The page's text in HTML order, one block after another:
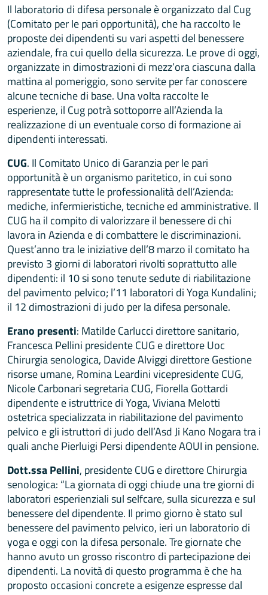
Il laboratorio di difesa personale è organizzato dal Cug
(Comitato per le pari opportunità), che ha raccolto le
proposte dei dipendenti su vari aspetti del benessere
aziendale, fra cui quello della sicurezza. Le prove di oggi,
organizzate in dimostrazioni di mezz’ora ciascuna dalla
mattina al pomeriggio, sono servite per far conoscere
alcune tecniche di base. Una volta raccolte le
esperienze, il Cug potrà sottoporre all’Azienda la
realizzazione di un eventuale corso di formazione ai
dipendenti interessati.
CUG. Il Comitato Unico di Garanzia per le pari
opportunità è un organismo paritetico, in cui sono
rappresentate tutte le professionalità dell’Azienda:
mediche, infermieristiche, tecniche ed amministrative. Il
CUG ha il compito di valorizzare il benessere di chi
lavora in Azienda e di combattere le discriminazioni.
Quest’anno tra le iniziative dell’8 marzo il comitato ha
previsto 3 giorni di laboratori rivolti soprattutto alle
dipendenti: il 10 si sono tenute sedute di riabilitazione
del pavimento pelvico; l’11 laboratori di Yoga Kundalini;
il 12 dimostrazioni di judo per la difesa personale.
Erano presenti: Matilde Carlucci direttore sanitario,
Francesca Pellini presidente CUG e direttore Uoc
Chirurgia senologica, Davide Alviggi direttore Gestione
risorse umane, Romina Leardini vicepresidente CUG,
Nicole Carbonari segretaria CUG, Fiorella Gottardi
dipendente e istruttrice di Yoga, Viviana Melotti
ostetrica specializzata in riabilitazione del pavimento
pelvico e gli istruttori di judo dell’Asd Ji Kano Nogara tra i
quali anche Pierluigi Persi dipendente AOUI in pensione.
Dott.ssa Pellini, presidente CUG e direttore Chirurgia
senologica: “La giornata di oggi chiude una tre giorni di
laboratori esperienziali sul selfcare, sulla sicurezza e sul
benessere del dipendente. Il primo giorno è stato sul
benessere del pavimento pelvico, ieri un laboratorio di
yoga e oggi con la difesa personale. Tre giornate che
hanno avuto un grosso riscontro di partecipazione dei
dipendenti. La novità di questo programma è che ha
proposto occasioni concrete a esigenze espresse dal